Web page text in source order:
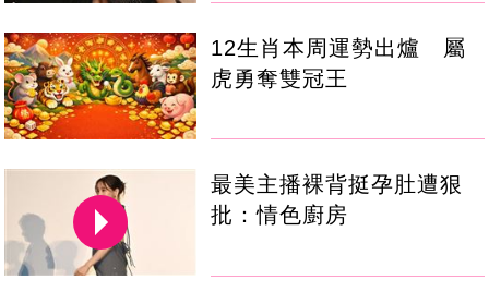
12生肖本周運勢出爐 屬
虎勇奪雙冠王
最美主播裸背挺孕肚遭狠
批：情色廚房